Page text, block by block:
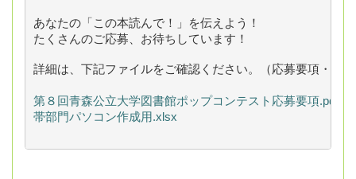
あなたの「この本読んで！」を伝えよう！
たくさんのご応募、お待ちしています！
詳細は、下記ファイルをご確認ください。（応募要項・応
第８回青森公立大学図書館ポップコンテスト応募要項.pdf
帯部門パソコン作成用.xlsx